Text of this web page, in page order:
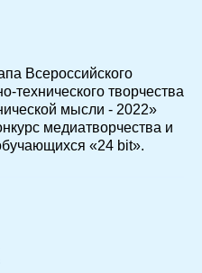
Всероссийского
технического творчества
мысли - 2022»
медиатворчества и
«24 bit».